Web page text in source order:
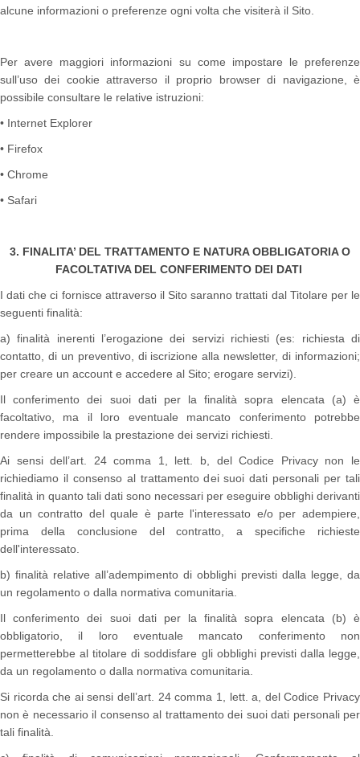
alcune informazioni o preferenze ogni volta che visiterà il Sito.
Per avere maggiori informazioni su come impostare le preferenze
sull’uso dei cookie attraverso il proprio browser di navigazione, è
possibile consultare le relative istruzioni:
• Internet Explorer
• Firefox
• Chrome
• Safari
3. FINALITA’ DEL TRATTAMENTO E NATURA OBBLIGATORIA O
FACOLTATIVA DEL CONFERIMENTO DEI DATI
I dati che ci fornisce attraverso il Sito saranno trattati dal Titolare per le
seguenti finalità:
a) finalità inerenti l’erogazione dei servizi richiesti (es: richiesta di
contatto, di un preventivo, di iscrizione alla newsletter, di informazioni;
per creare un account e accedere al Sito; erogare servizi).
Il conferimento dei suoi dati per la finalità sopra elencata (a) è
facoltativo, ma il loro eventuale mancato conferimento potrebbe
rendere impossibile la prestazione dei servizi richiesti.
Ai sensi dell’art. 24 comma 1, lett. b, del Codice Privacy non le
richiediamo il consenso al trattamento dei suoi dati personali per tali
finalità in quanto tali dati sono necessari per eseguire obblighi derivanti
da un contratto del quale è parte l'interessato e/o per adempiere,
prima della conclusione del contratto, a specifiche richieste
dell'interessato.
b) finalità relative all’adempimento di obblighi previsti dalla legge, da
un regolamento o dalla normativa comunitaria.
Il conferimento dei suoi dati per la finalità sopra elencata (b) è
obbligatorio, il loro eventuale mancato conferimento non
permetterebbe al titolare di soddisfare gli obblighi previsti dalla legge,
da un regolamento o dalla normativa comunitaria.
Si ricorda che ai sensi dell’art. 24 comma 1, lett. a, del Codice Privacy
non è necessario il consenso al trattamento dei suoi dati personali per
tali finalità.